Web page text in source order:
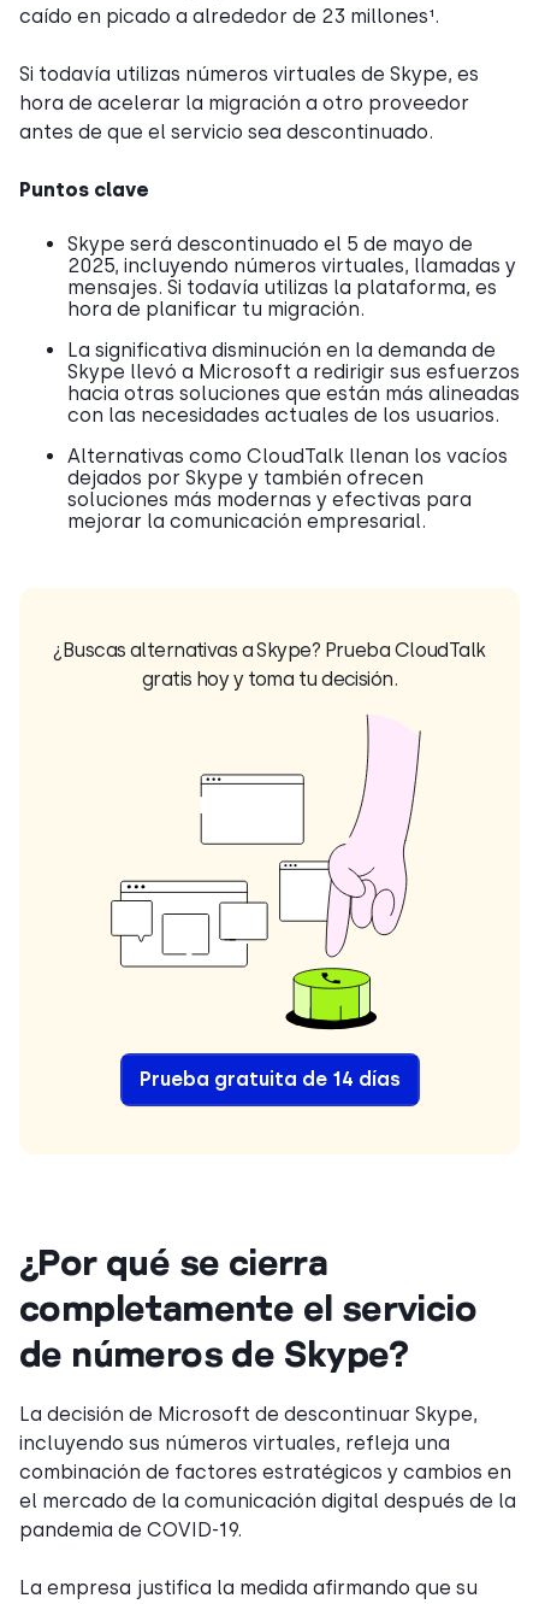
caído en picado a alrededor de 23 millones¹.
Si todavía utilizas números virtuales de Skype, es
hora de acelerar la migración a otro proveedor
antes de que el servicio sea descontinuado.
Puntos clave
Skype será descontinuado el 5 de mayo de
2025, incluyendo números virtuales, llamadas y
mensajes. Si todavía utilizas la plataforma, es
hora de planificar tu migración.
La significativa disminución en la demanda de
Skype llevó a Microsoft a redirigir sus esfuerzos
hacia otras soluciones que están más alineadas
con las necesidades actuales de los usuarios.
Alternativas como CloudTalk llenan los vacíos
dejados por Skype y también ofrecen
soluciones más modernas y efectivas para
mejorar la comunicación empresarial.
¿Buscas alternativas a Skype? Prueba CloudTalk
gratis hoy y toma tu decisión.
Prueba gratuita de 14 días
¿Por qué se cierra
completamente el servicio
de números de Skype?
La decisión de Microsoft de descontinuar Skype,
incluyendo sus números virtuales, refleja una
combinación de factores estratégicos y cambios en
el mercado de la comunicación digital después de la
pandemia de COVID-19.
La empresa justifica la medida afirmando que su